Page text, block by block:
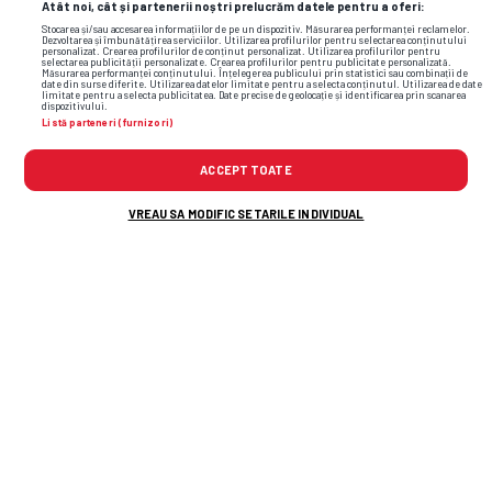
Atât noi, cât și partenerii noștri prelucrăm datele pentru a oferi:
Stocarea și/sau accesarea informațiilor de pe un dispozitiv. Măsurarea performanței reclamelor.
Dezvoltarea și îmbunătățirea serviciilor. Utilizarea profilurilor pentru selectarea conținutului
personalizat. Crearea profilurilor de conținut personalizat. Utilizarea profilurilor pentru
selectarea publicității personalizate. Crearea profilurilor pentru publicitate personalizată.
Măsurarea performanței conținutului. Înțelegerea publicului prin statistici sau combinații de
date din surse diferite. Utilizarea datelor limitate pentru a selecta conținutul. Utilizarea de date
limitate pentru a selecta publicitatea. Date precise de geolocație și identificarea prin scanarea
dispozitivului.
Listă parteneri (furnizori)
ACCEPT TOATE
VREAU SA MODIFIC SETARILE INDIVIDUAL